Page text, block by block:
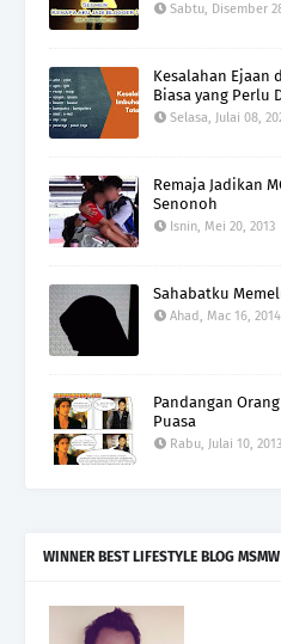
Sabtu, Disember
Kesalahan Ejaan
Biasa yang Perlu
Selasa, Julai 08,
Remaja Jadikan
Senonoh
Isnin, Mei 20, 2013
Sahabatku
Ahad, Mac 16, 2014
Pandangan
Puasa
Rabu, Julai 10, 2013
WINNER BEST LIFESTYLE BLOG